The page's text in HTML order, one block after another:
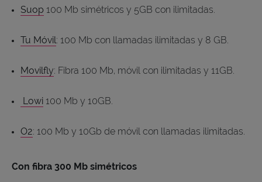
Suop 100 Mb simétricos y 5GB con ilimitadas.
Tu Móvil: 100 Mb con llamadas ilimitadas y 8 GB.
Movilfly: Fibra 100 Mb, móvil con ilimitadas y 11GB.
Lowi 100 Mb y 10GB.
O2: 100 Mb y 10Gb de móvil con llamadas ilimitadas.
Con fibra 300 Mb simétricos